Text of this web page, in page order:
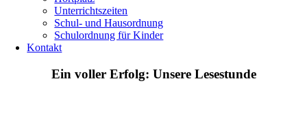
Unterrichtszeiten
Schul- und Hausordnung
Schulordnung für Kinder
Kontakt
Ein voller Erfolg: Unsere Lesestunde